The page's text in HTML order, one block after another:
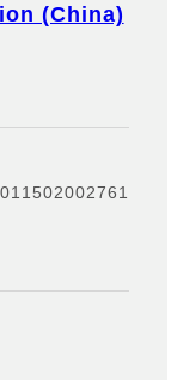
(China)